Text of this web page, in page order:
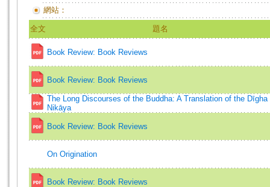
網站：
全文 題名
Book Review: Book Reviews
Book Review: Book Reviews
The Long Discourses of the Buddha: A Translation of the Dīgha
Nikāya
Book Review: Book Reviews
On Origination
Book Review: Book Reviews